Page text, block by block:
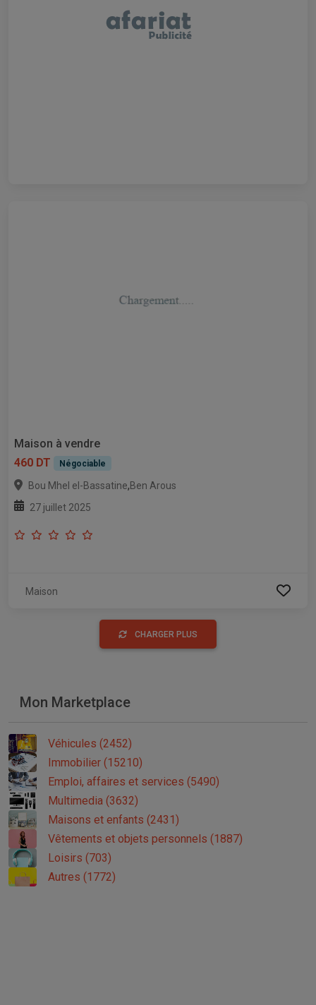
Maison à vendre
460 DT
Négociable
Bou Mhel el-Bassatine,Ben Arous
27 juillet 2025
Maison
CHARGER PLUS
Mon Marketplace
Véhicules (2452)
Immobilier (15210)
Emploi, affaires et services (5490)
Multimedia (3632)
Maisons et enfants (2431)
Vêtements et objets personnels (1887)
Loisirs (703)
Autres (1772)